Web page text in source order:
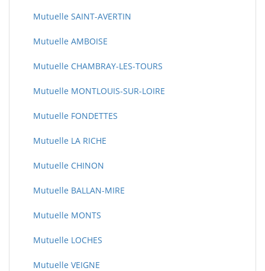
Mutuelle SAINT-AVERTIN
Mutuelle AMBOISE
Mutuelle CHAMBRAY-LES-TOURS
Mutuelle MONTLOUIS-SUR-LOIRE
Mutuelle FONDETTES
Mutuelle LA RICHE
Mutuelle CHINON
Mutuelle BALLAN-MIRE
Mutuelle MONTS
Mutuelle LOCHES
Mutuelle VEIGNE